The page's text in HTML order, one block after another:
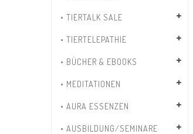
• TIERTALK SALE
• TIERTELEPATHIE
• BÜCHER & EBOOKS
• MEDITATIONEN
• AURA ESSENZEN
• AUSBILDUNG/SEMINARE